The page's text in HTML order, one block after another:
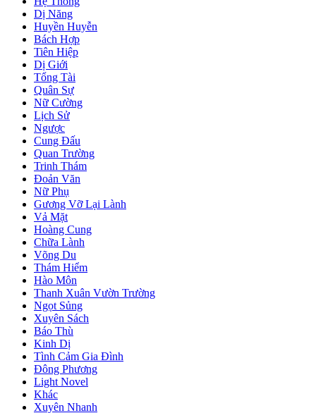
Dị Năng
Huyền Huyễn
Bách Hợp
Tiên Hiệp
Dị Giới
Tổng Tài
Quân Sự
Nữ Cường
Lịch Sử
Ngược
Cung Đấu
Quan Trường
Trinh Thám
Đoản Văn
Nữ Phụ
Gương Vỡ Lại Lành
Vả Mặt
Hoàng Cung
Chữa Lành
Võng Du
Thám Hiểm
Hào Môn
Thanh Xuân Vườn Trường
Ngọt Sủng
Xuyên Sách
Báo Thù
Kinh Dị
Tình Cảm Gia Đình
Đông Phương
Light Novel
Khác
Xuyên Nhanh